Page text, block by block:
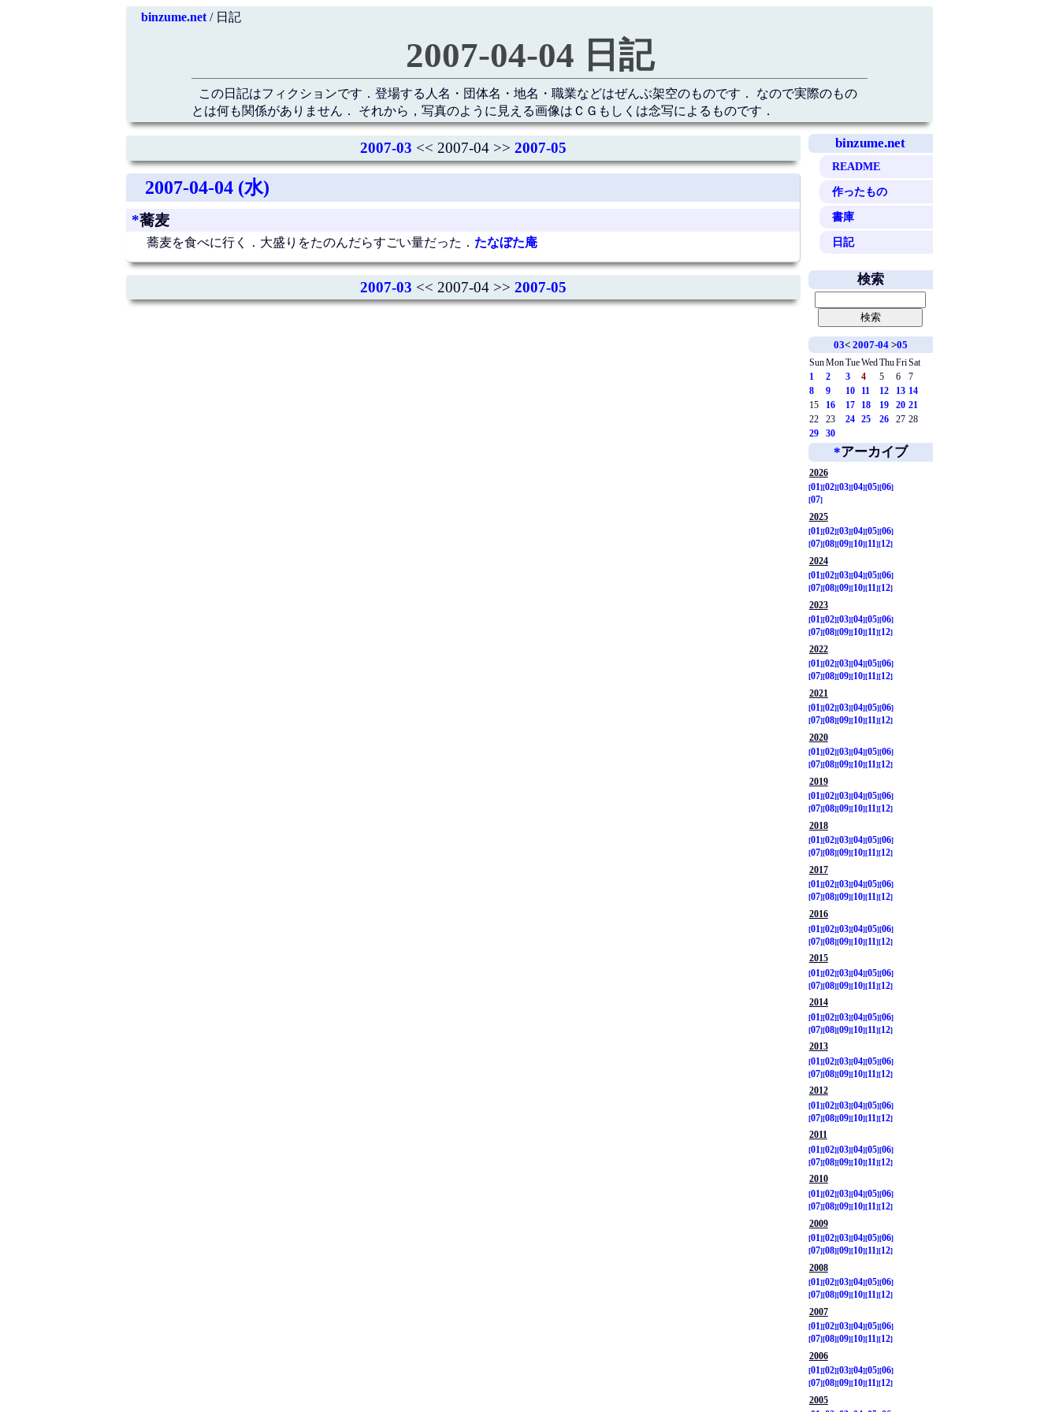
binzume.net/ 日記
2007-04-04 日記
この日記はフィクションです．登場する人名・団体名・地名・職業などはぜんぶ架空のものです． なので実際のもの
とは何も関係がありません． それから，写真のように見える画像はＣＧもしくは念写によるものです．
binzume.net
README
作ったもの
書庫
日記
2007-03 << 2007-04 >> 2007-05
2007-04-04 (水)
*蕎麦
蕎麦を食べに行く．大盛りをたのんだらすごい量だった． たなぼた庵
2007-03 << 2007-04 >> 2007-05 検索
03< 2007-04>05
SunMonTueWed ThuFriSat
1
2 3 4 5 6
7
8
9 10 11 12 13 14
15
16 17 18 19 20 21
22
23 24 25 26 27 28
29
30
*アーカイブ
2026
01
02 03 04 05 06
07
2025
01
02 03 04 05 06
07 08 09 10 11
12
2024
01
02 03 04 05 06
07 08 09 10 11
12
2023
01
02 03 04 05 06
07 08 09 10 11
12
2022
01
02 03 04 05 06
07 08 09 10 11
12
2021
01
02 03 04 05 06
07 08 09 10 11
12
2020
01
02 03 04 05 06
07 08 09 10 11
12
2019
01
02 03 04 05 06
07 08 09 10 11
12
2018
01 02 03 04 05 06
07 08 09 10 11 12
2017
01 02 03 04 05 06
07 08 09 10 11 12
2016
01
02 03 04 05 06
07 08 09 10 11
12
2015
01
02 03 04 05 06
07 08 09 10 11
12
2014
01
02 03 04 05 06
07 08 09 10 11
12
2013
01
02 03 04 05 06
07 08 09 10 11
12
2012
01
02 03 04 05 06
07 08 09 10 11
12
2011
01
02 03 04 05 06
07 08 09 10 11
12
2010
01
02 03 04 05 06
07 08 09 10 11
12
2009
01
02 03 04 05 06
07 08 09 10 11
12
2008
01
02 03 04 05 06
07 08 09 10 11
12
2007
01
02 03 04 05 06
07 08 09 10 11
12
2006
01
02 03 04 05 06
07 08 09 10 11
12
2005